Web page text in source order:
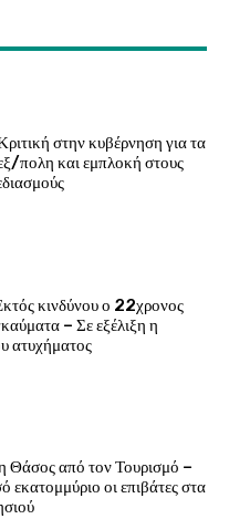
στην κυβέρνηση για τα
πολη και εμπλοκή στους
κινδύνου ο 22χρονος
– Σε εξέλιξη η
ατυχήματος
Θάσος από τον Τουρισμό –
εκατομμύριο οι επιβάτες στα